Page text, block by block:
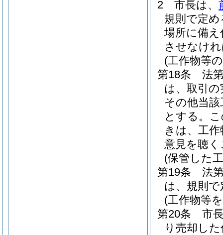
2
市長は、
規則で定
場所に備
させなけ
(工作物等
第18条
法
は、取引
その他当
とする。
きは、工
意見を聴
(保管した
第19条
法
は、規則
(工作物等
第20条
市
り売却し